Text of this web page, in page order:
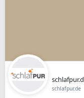
schlafpur.de